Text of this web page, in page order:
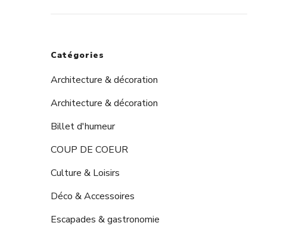
Catégories
Architecture & décoration
Architecture & décoration
Billet d'humeur
COUP DE COEUR
Culture & Loisirs
Déco & Accessoires
Escapades & gastronomie